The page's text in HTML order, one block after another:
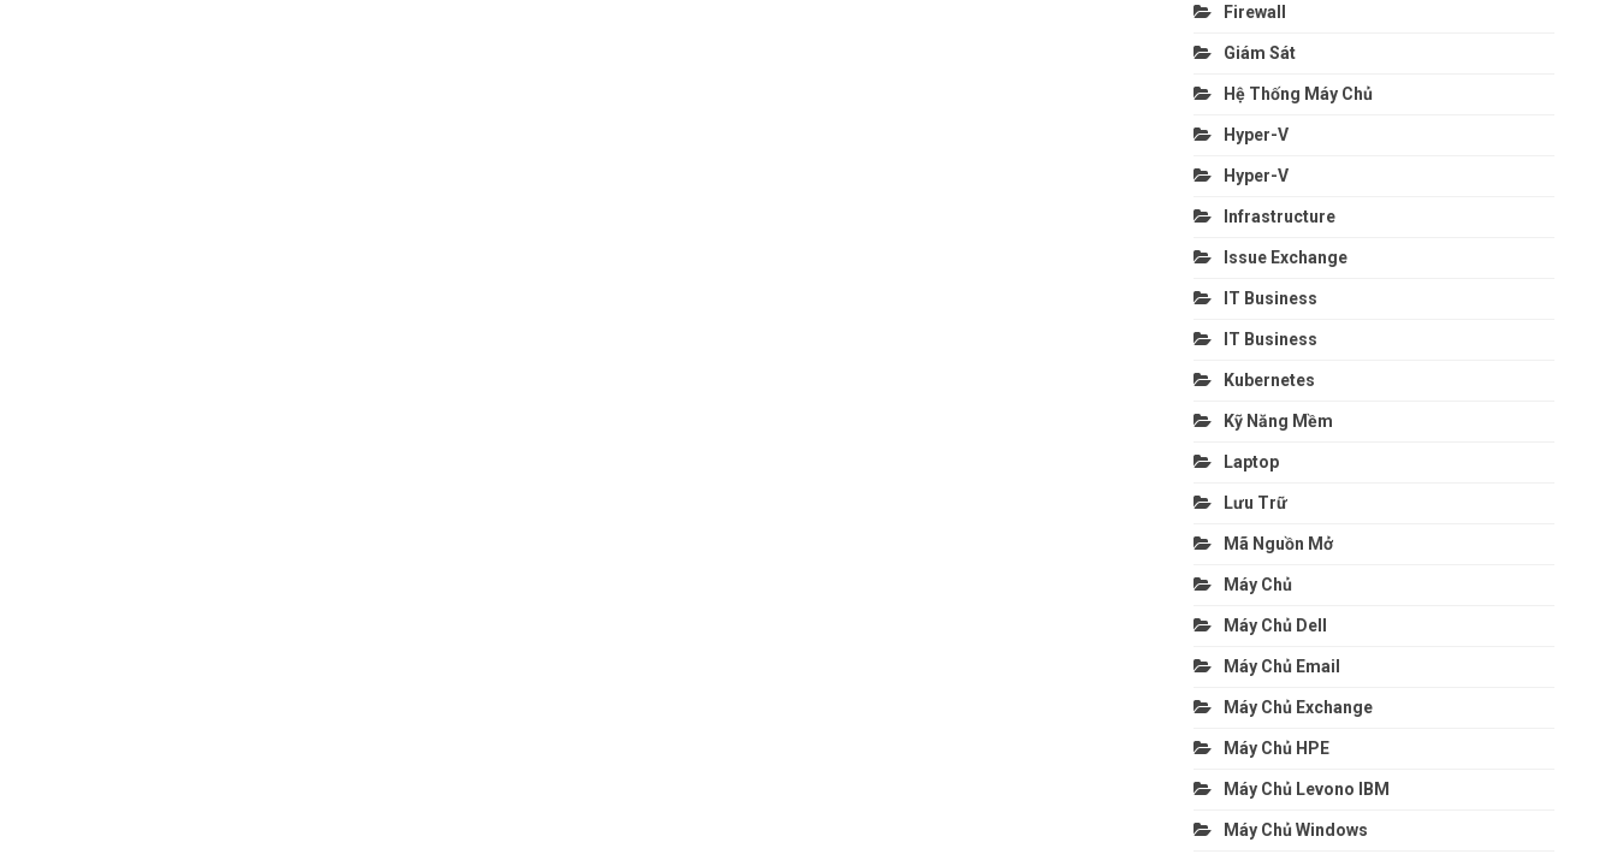
Firewall
Giám Sát
Hệ Thống Máy Chủ
Hyper-V
Hyper-V
Infrastructure
Issue Exchange
IT Business
IT Business
Kubernetes
Kỹ Năng Mềm
Laptop
Lưu Trữ
Mã Nguồn Mở
Máy Chủ
Máy Chủ Dell
Máy Chủ Email
Máy Chủ Exchange
Máy Chủ HPE
Máy Chủ Levono IBM
Máy Chủ Windows